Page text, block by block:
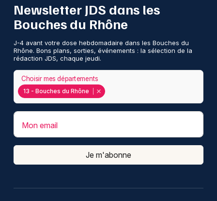
Newsletter JDS dans les
Bouches du Rhône
J-4 avant votre dose hebdomadaire dans les Bouches du
Rhône. Bons plans, sorties, événements : la sélection de la
rédaction JDS, chaque jeudi.
13 - Bouches du Rhône
Choisir mes départements
Mon email
Je m'abonne